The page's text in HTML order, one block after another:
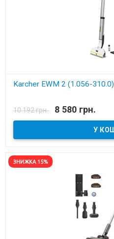
Karcher EWM 2 (1.056-310.0)
10 192 грн. 8 580 грн.
ЗНИЖКА 15%